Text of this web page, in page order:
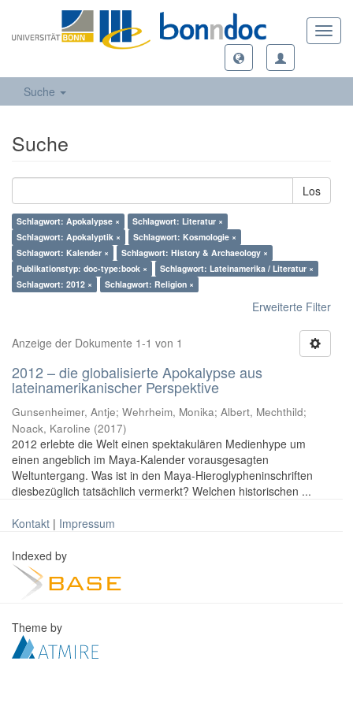
Suche
Suche
Los
Schlagwort: Apokalypse ×
Schlagwort: Literatur ×
Schlagwort: Apokalyptik ×
Schlagwort: Kosmologie ×
Schlagwort: Kalender ×
Schlagwort: History & Archaeology ×
Publikationstyp: doc-type:book ×
Schlagwort: Lateinamerika / Literatur ×
Schlagwort: 2012 ×
Schlagwort: Religion ×
Erweiterte Filter
Anzeige der Dokumente 1-1 von 1
2012 – die globalisierte Apokalypse aus
lateinamerikanischer Perspektive
Gunsenheimer, Antje; Wehrheim, Monika; Albert, Mechthild;
Noack, Karoline (2017)
2012 erlebte die Welt einen spektakulären Medienhype um
einen angeblich im Maya-Kalender vorausgesagten
Weltuntergang. Was ist in den Maya-Hieroglypheninschriften
diesbezüglich tatsächlich vermerkt? Welchen historischen ...
Kontakt | Impressum
Indexed by
Theme by